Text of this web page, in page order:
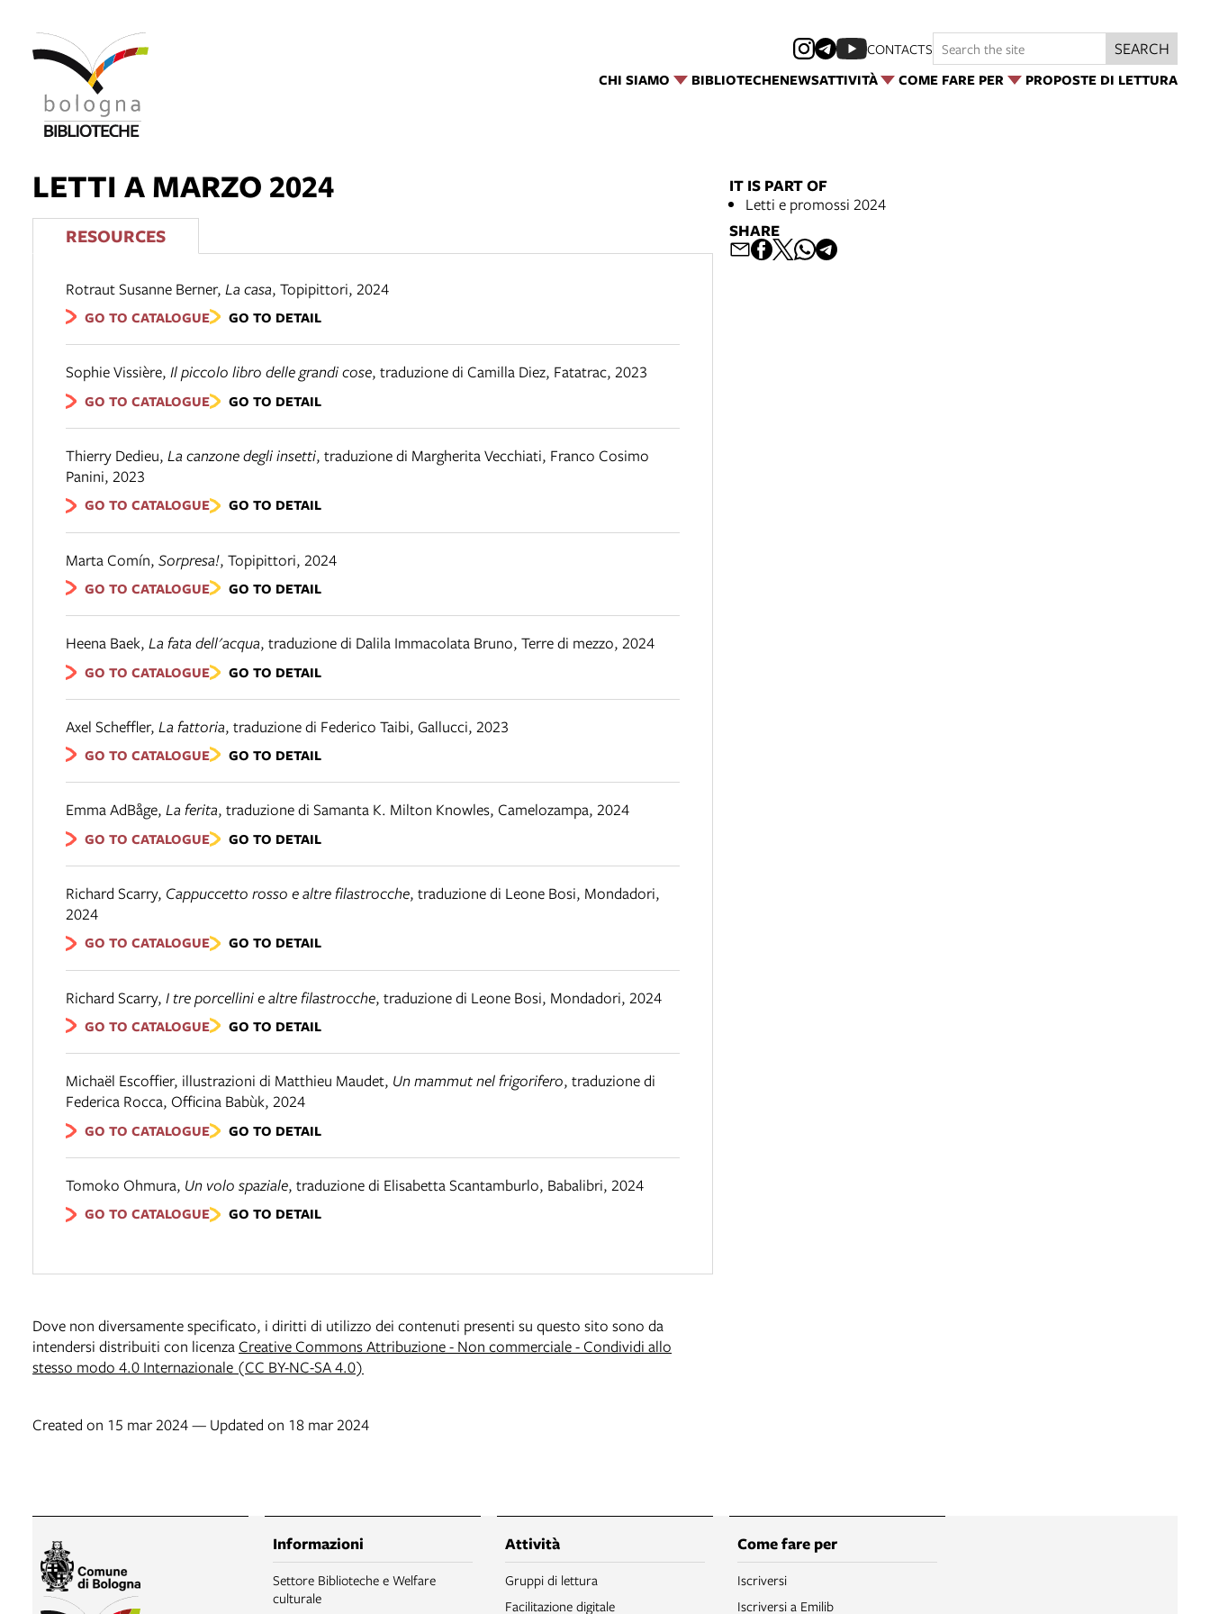
CHI SIAMO BIBLIOTECHENEWSATTIVITÀ COME FARE PER PROPOSTE DI LETTURA
CONTACTS SEARCH
LETTI A MARZO 2024
RESOURCES
Rotraut Susanne Berner, La casa, Topipittori, 2024
GO TO CATALOGUE GO TO DETAIL
Sophie Vissière, Il piccolo libro delle grandi cose, traduzione di Camilla Diez, Fatatrac, 2023
GO TO CATALOGUE GO TO DETAIL
Thierry Dedieu, La canzone degli insetti, traduzione di Margherita Vecchiati, Franco Cosimo
Panini, 2023
GO TO CATALOGUE GO TO DETAIL
Marta Comín, Sorpresa!, Topipittori, 2024
GO TO CATALOGUE GO TO DETAIL
Heena Baek, La fata dell'acqua, traduzione di Dalila Immacolata Bruno, Terre di mezzo, 2024
GO TO CATALOGUE GO TO DETAIL
Axel Scheffler, La fattoria, traduzione di Federico Taibi, Gallucci, 2023
GO TO CATALOGUE GO TO DETAIL
Emma AdBåge, La ferita, traduzione di Samanta K. Milton Knowles, Camelozampa, 2024
GO TO CATALOGUE GO TO DETAIL
Richard Scarry, Cappuccetto rosso e altre filastrocche, traduzione di Leone Bosi, Mondadori,
2024
GO TO CATALOGUE GO TO DETAIL
Richard Scarry, I tre porcellini e altre filastrocche, traduzione di Leone Bosi, Mondadori, 2024
GO TO CATALOGUE GO TO DETAIL
Michaël Escoffier, illustrazioni di Matthieu Maudet, Un mammut nel frigorifero, traduzione di
Federica Rocca, Officina Babùk, 2024
GO TO CATALOGUE GO TO DETAIL
Tomoko Ohmura, Un volo spaziale, traduzione di Elisabetta Scantamburlo, Babalibri, 2024
GO TO CATALOGUE GO TO DETAIL
Dove non diversamente specificato, i diritti di utilizzo dei contenuti presenti su questo sito sono da
intendersi distribuiti con licenza Creative Commons Attribuzione - Non commerciale - Condividi allo
stesso modo 4.0 Internazionale (CC BY-NC-SA 4.0)
Created on 15 mar 2024 — Updated on 18 mar 2024
IT IS PART OF
Letti e promossi 2024
SHARE
Informazioni
Settore Biblioteche e Welfare
culturale
Attività
Gruppi di lettura
Facilitazione digitale
Come fare per
Iscriversi
Iscriversi a Emilib